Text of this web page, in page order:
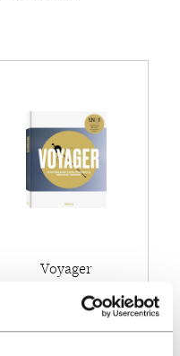
Voyager
jens bezemer